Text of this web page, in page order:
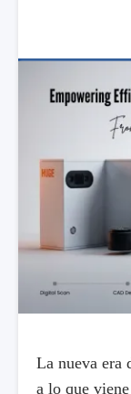
La nueva era
a lo que